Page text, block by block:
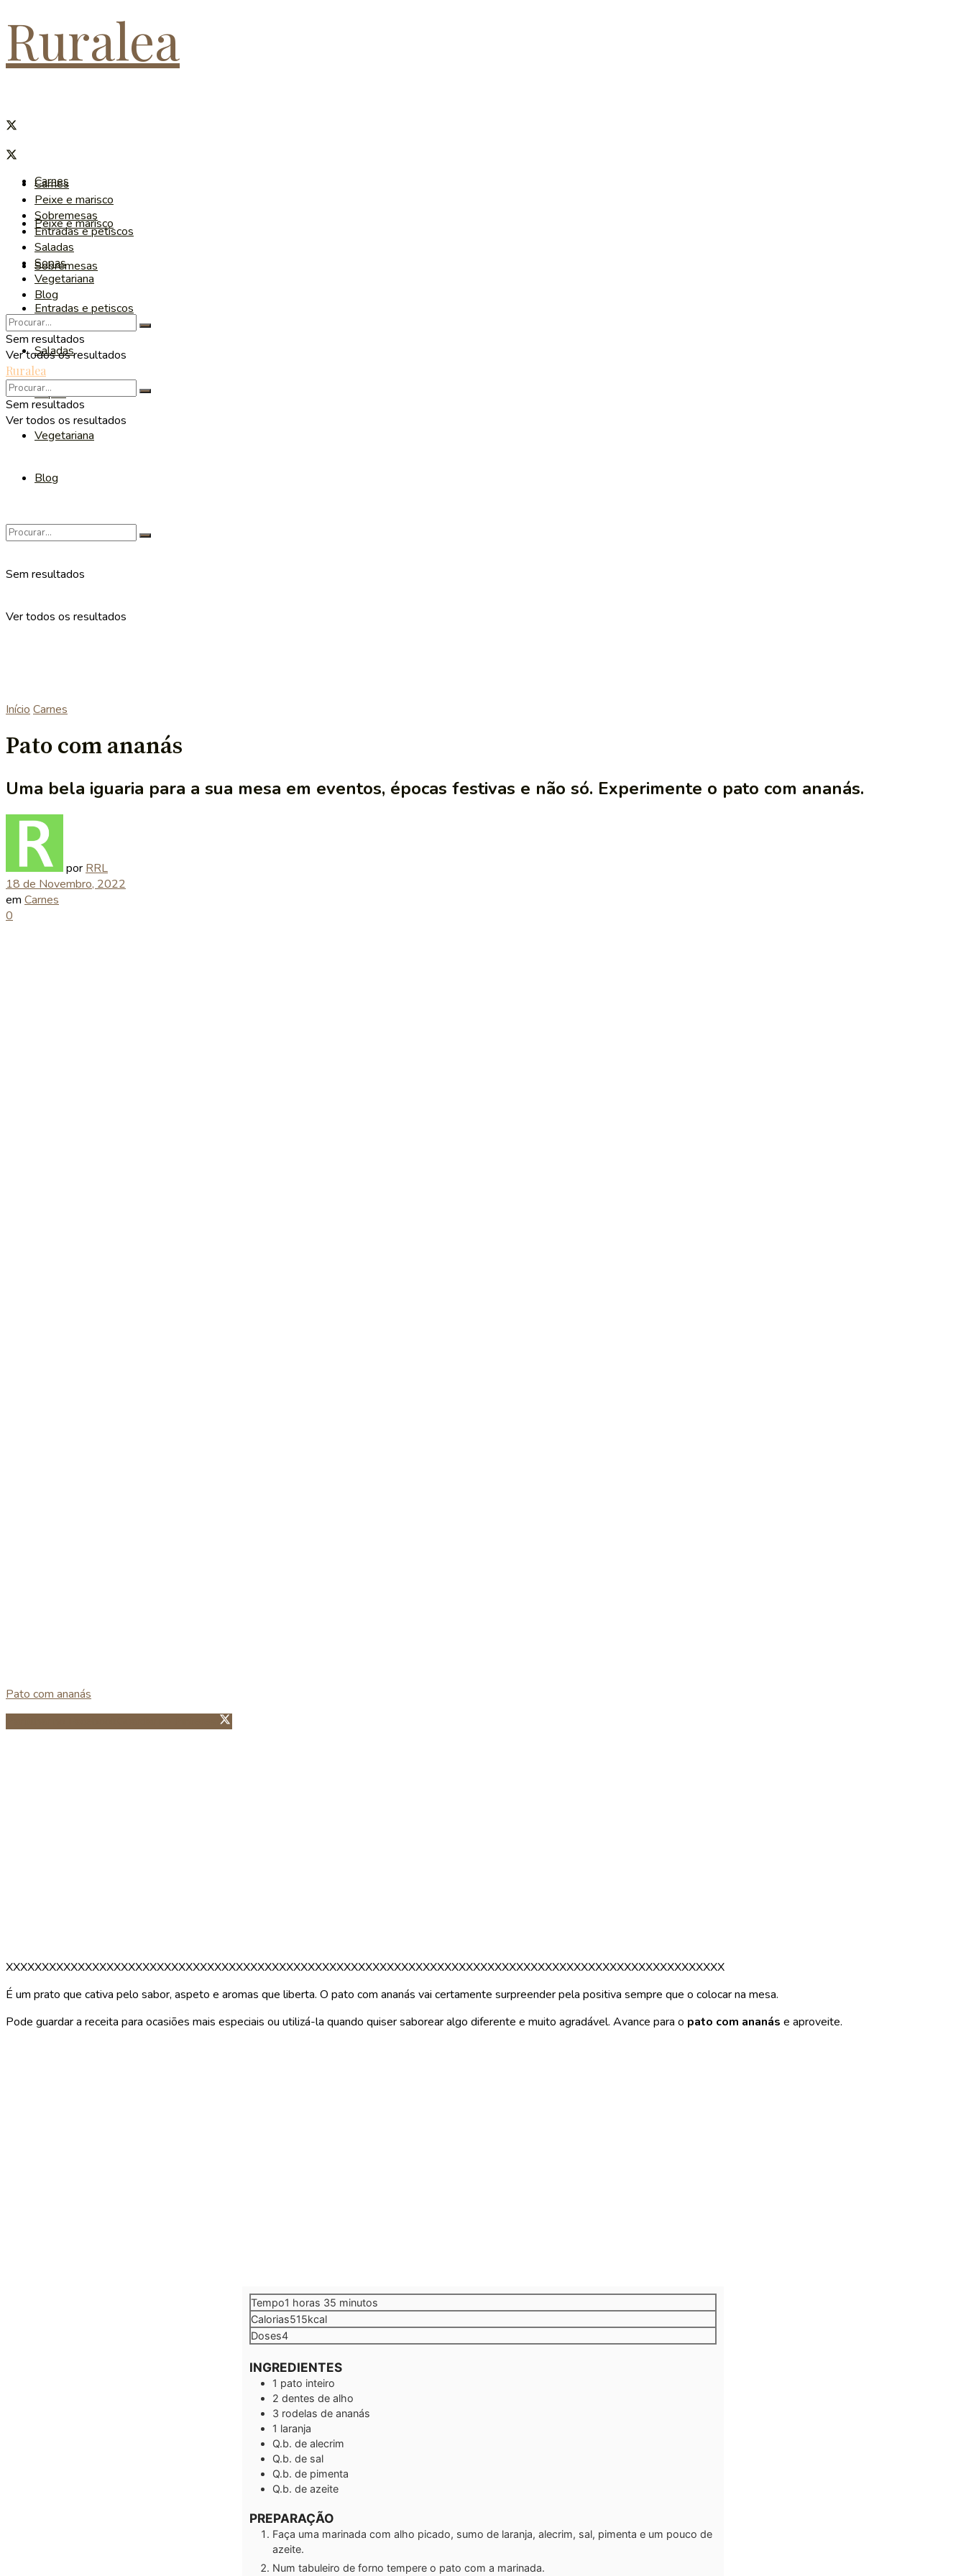
Ruralea
Carnes
Peixe e marisco
Sobremesas
Entradas e petiscos
Saladas
Sopas
Vegetariana
Blog
Sem resultados
Ver todos os resultados
Carnes
Peixe e marisco
Sobremesas
Entradas e petiscos
Saladas
Sopas
Vegetariana
Blog
Sem resultados
Ver todos os resultados
Ruralea
Sem resultados
Ver todos os resultados
Início Carnes
Pato com ananás
Uma bela iguaria para a sua mesa em eventos, épocas festivas e não só. Experimente o pato com ananás.
por RRL
18 de Novembro, 2022
em Carnes
0
Pato com ananás
Guardar no Pinterest
XXXXXXXXXXXXXXXXXXXXXXXXXXXXXXXXXXXXXXXXXXXXXXXXXXXXXXXXXXXXXXXXXXXXXXXXXXXXXXXXXXXXXXXXXXXXXXXXXXXX
É um prato que cativa pelo sabor, aspeto e aromas que liberta. O pato com ananás vai certamente surpreender pela positiva sempre que o colocar na mesa.
Pode guardar a receita para ocasiões mais especiais ou utilizá-la quando quiser saborear algo diferente e muito agradável. Avance para o pato com ananás e aproveite.
Tempo1 hora
horas 35 minutos
minutos
Calorias515kcal
Doses4
INGREDIENTES
1 pato inteiro
2 dentes de alho
3 rodelas de ananás
1 laranja
Q.b. de alecrim
Q.b. de sal
Q.b. de pimenta
Q.b. de azeite
PREPARAÇÃO
Faça uma marinada com alho picado, sumo de laranja, alecrim, sal, pimenta e um pouco de
azeite.
Num tabuleiro de forno tempere o pato com a marinada.